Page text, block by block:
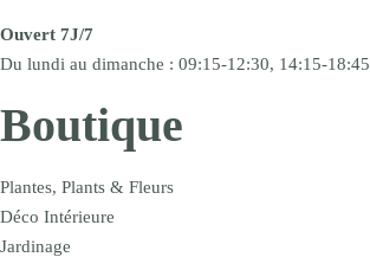
Ouvert 7J/7
Du lundi au dimanche : 09:15-12:30, 14:15-18:45
Boutique
Plantes, Plants & Fleurs
Déco Intérieure
Jardinage